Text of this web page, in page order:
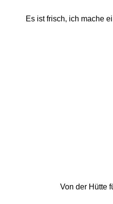
Es ist frisch, ich mache
Von der Hütte